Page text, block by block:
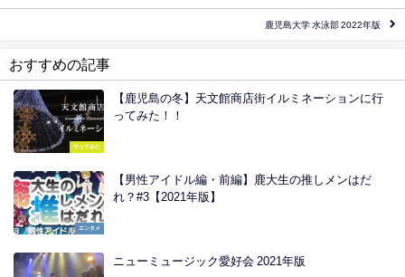
鹿児島大学 水泳部 2022年版
おすすめの記事
やってみた
【鹿児島の冬】天文館商店街イルミネーションに行
ってみた！！
エンタメ
【男性アイドル編・前編】鹿大生の推しメンはだ
れ？#3【2021年版】
ニューミュージック愛好会 2021年版